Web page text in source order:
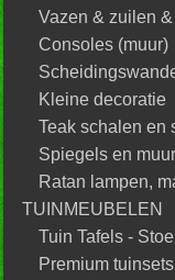
Vazen & zuilen
Consoles (muur)
Kleine decoratie
Teak schalen en
Spiegels en
Ratan lampen,
TUINMEUBELEN
Tuin Tafels -
Premium tuinsets